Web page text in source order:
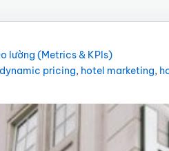
lường (Metrics & KPIs)
dynamic pricing, hotel marketing,